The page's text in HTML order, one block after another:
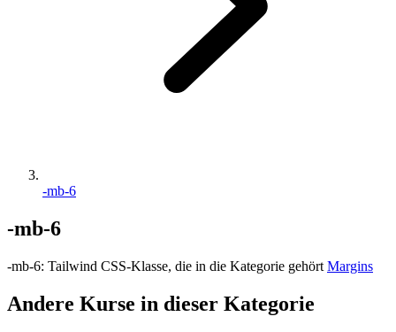
-mb-6
-mb-6
-mb-6: Tailwind CSS-Klasse, die in die Kategorie gehört Margins
Andere Kurse in dieser Kategorie